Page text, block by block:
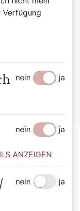
und eignet sich
am 20.
Orden
Verfügung
nein ja
nein ja
ANZEIGEN
nein ja